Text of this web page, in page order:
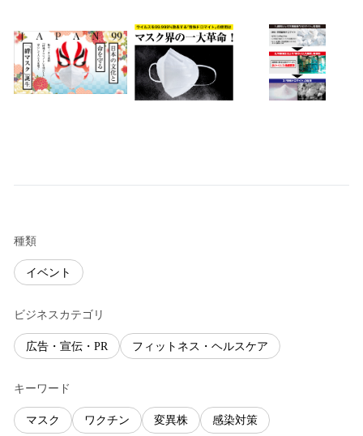
種類
イベント
ビジネスカテゴリ
広告・宣伝・PR フィットネス・ヘルスケア
キーワード
マスク ワクチン 変異株 感染対策